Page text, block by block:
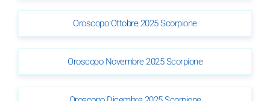
Oroscopo Ottobre 2025 Scorpione
Oroscopo Novembre 2025 Scorpione